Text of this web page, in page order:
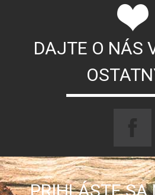
DAJTE O NÁS
PRIHLÁSTE SA